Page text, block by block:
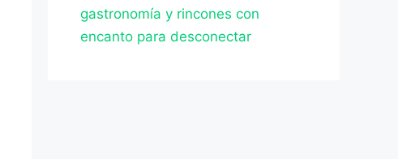
gastronomía y rincones con
encanto para desconectar